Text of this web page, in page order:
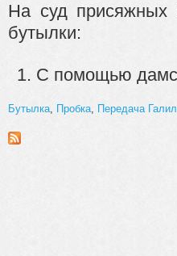
На суд присяжных
бутылки:
С помощью
Бутылка Пробка Передача